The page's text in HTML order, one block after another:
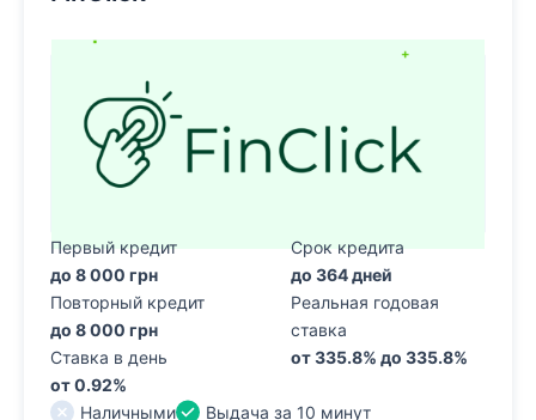
Первый кредит
до 8 000 грн
Повторный кредит
до 8 000 грн
Ставка в день
от 0.92%
Срок кредита
до 364 дней
Реальная годовая
ставка
от 335.8% до 335.8%
Наличными
Выдача за 10 минут